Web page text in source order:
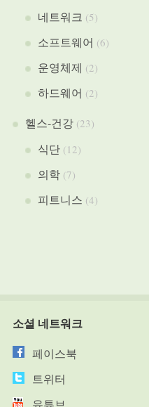
네트워크 (5)
소프트웨어 (6)
운영체제 (2)
하드웨어 (2)
헬스-건강(23)
식단(12)
의학(7)
피트니스 (4)
소셜 네트워크
페이스북
트위터
유튜브